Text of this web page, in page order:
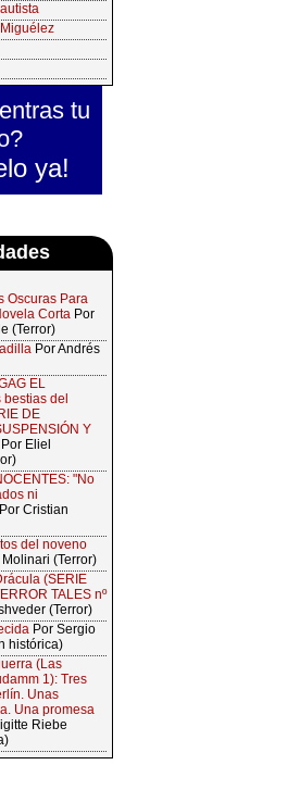
tu
ya!
Oscuras Para
Corta Por
(Terror)
Por Andrés
EL
bestias del
DE
Y
Por Eliel
"No
ni
Por Cristian
del noveno
Molinari (Terror)
(SERIE
TALES nº
(Terror)
Por Sergio
histórica)
(Las
1): Tres
Unas
Una promesa
Riebe